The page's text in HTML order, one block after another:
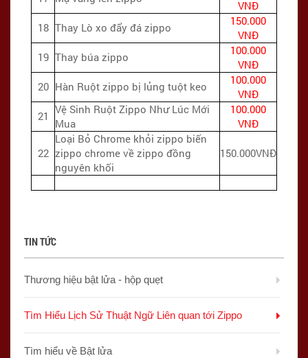
VNĐ
18 Thay Lò xo đẩy đá zippo
150.000
VNĐ
19 Thay búa zippo
100.000
VNĐ
20 Hàn Ruột zippo bị lủng tuột keo
100.000
VNĐ
21 Vệ Sinh Ruột Zippo Như Lúc Mới
Mua
100.000
VNĐ
22
Loại Bỏ Chrome khỏi zippo biến
zippo chrome về zippo đồng
nguyên khối
150.000VNĐ
TIN TỨC
Thương hiệu bật lửa - hộp quẹt
Tìm Hiểu Lịch Sử Thuật Ngữ Liên quan tới Zippo
Tìm hiểu về Bật lửa